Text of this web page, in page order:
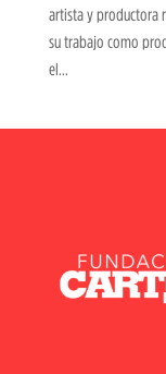
artista y productora
su trabajo como
el...